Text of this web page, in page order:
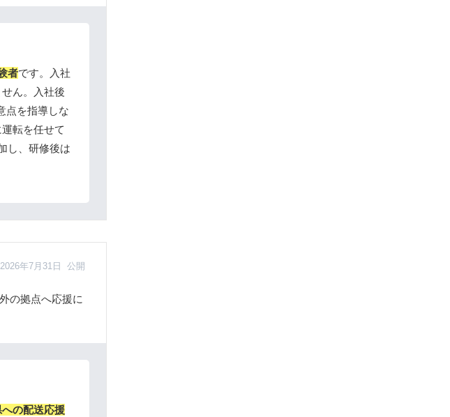
者です。入社
ん。入社後
点を指導しな
転を任せて
し、研修後は
2026年7月31日 公開
の拠点へ応援に
の配送応援